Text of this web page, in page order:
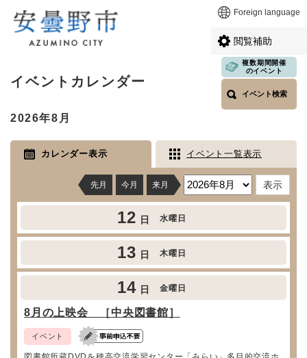
メニューを飛ばして本文へ Foreign language
閲覧補助
文
イベントカレンダー
複数期間開催
のイベント
イベント検索
2026年8月
カレンダー表示 イベント一覧表示
先月 今月 来月
12 日 水曜日
13 日 木曜日
14 日 金曜日
8月の上映会 ［中央図書館］
イベント